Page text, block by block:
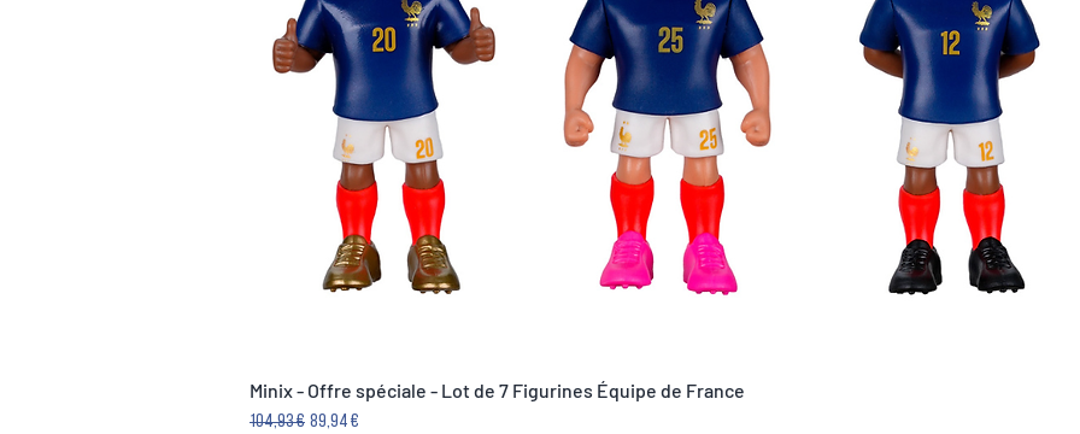
Minix - Offre spéciale - Lot de 7 Figurines Équipe de France
Standardpreis
104,93 € Sale-Preis
89,94 €